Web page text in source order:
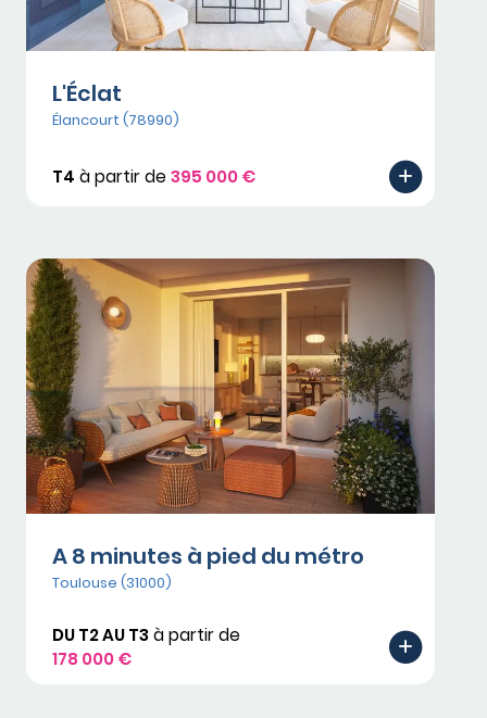
L'Éclat
Élancourt (78990)
T4 à partir de 395 000 €
A 8 minutes à pied du métro
Toulouse (31000)
DU T2 AU T3à partir de
178 000 €